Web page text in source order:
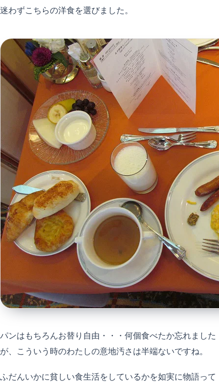
迷わずこちらの洋食を選びました。
パンはもちろんお替り自由・・・何個食べたか忘れました
が、こういう時のわたしの意地汚さは半端ないですね。
ふだんいかに貧しい食生活をしているかを如実に物語って